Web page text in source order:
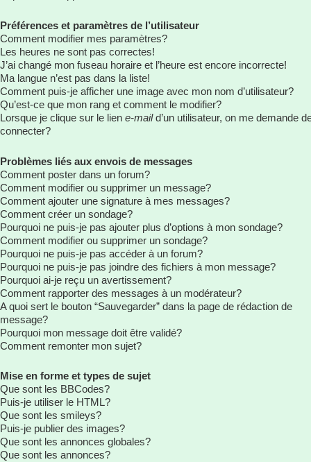
Préférences et paramètres de l’utilisateur
Comment modifier mes paramètres?
Les heures ne sont pas correctes!
J’ai changé mon fuseau horaire et l’heure est encore incorrecte!
Ma langue n’est pas dans la liste!
Comment puis-je afficher une image avec mon nom d’utilisateur?
Qu’est-ce que mon rang et comment le modifier?
Lorsque je clique sur le lien e-maild’un utilisateur, on me demande
connecter?
Problèmes liés aux envois de messages
Comment poster dans un forum?
Comment modifier ou supprimer un message?
Comment ajouter une signature à mes messages?
Comment créer un sondage?
Pourquoi ne puis-je pas ajouter plus d’options à mon sondage?
Comment modifier ou supprimer un sondage?
Pourquoi ne puis-je pas accéder à un forum?
Pourquoi ne puis-je pas joindre des fichiers à mon message?
Pourquoi ai-je reçu un avertissement?
Comment rapporter des messages à un modérateur?
A quoi sert le bouton “Sauvegarder” dans la page de rédaction de
message?
Pourquoi mon message doit être validé?
Comment remonter mon sujet?
Mise en forme et types de sujet
Que sont les BBCodes?
Puis-je utiliser le HTML?
Que sont les smileys?
Puis-je publier des images?
Que sont les annonces globales?
Que sont les annonces?